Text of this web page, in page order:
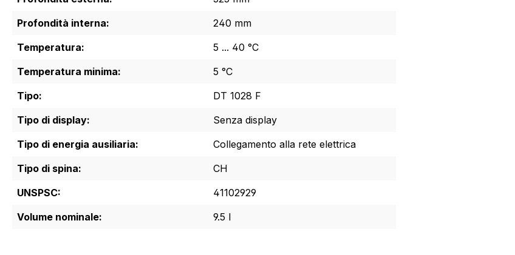
Profondità interna:
240 mm
Temperatura:
5 ... 40 °C
Temperatura minima:
5 °C
Tipo:
DT 1028 F
Tipo di display:
Senza display
Tipo di energia ausiliaria:
Collegamento alla rete elettrica
Tipo di spina:
CH
UNSPSC:
41102929
Volume nominale:
9.5 l